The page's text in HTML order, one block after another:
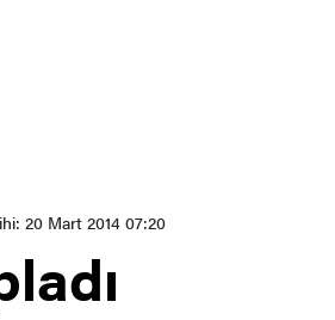
20 Mart 2014 07:20